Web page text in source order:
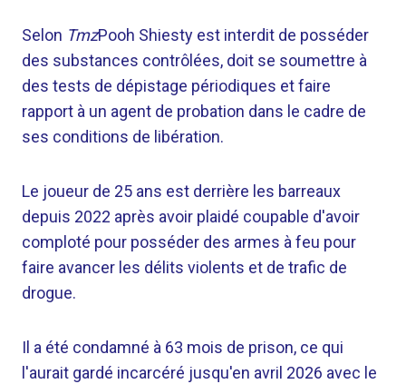
Selon TmzPooh Shiesty est interdit de posséder
des substances contrôlées, doit se soumettre à
des tests de dépistage périodiques et faire
rapport à un agent de probation dans le cadre de
ses conditions de libération.
Le joueur de 25 ans est derrière les barreaux
depuis 2022 après avoir plaidé coupable d'avoir
comploté pour posséder des armes à feu pour
faire avancer les délits violents et de trafic de
drogue.
Il a été condamné à 63 mois de prison, ce qui
l'aurait gardé incarcéré jusqu'en avril 2026 avec le